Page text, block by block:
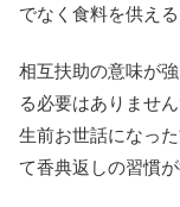
でなく食料を供え
相互扶助の意味が
る必要はありませ
生前お世話になっ
て香典返しの習慣